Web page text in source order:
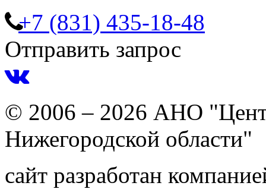
+7 (831) 435-18-48
Отправить запрос
© 2006 – 2026 АНО
Нижегородской области"
сайт разработан